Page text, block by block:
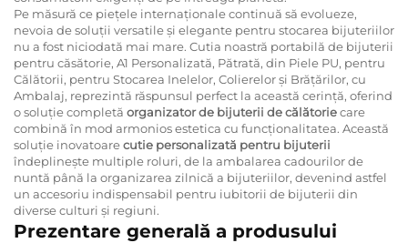
Pe măsură ce piețele internaționale continuă să evolueze,
nevoia de soluții versatilе și elegante pentru stocarea bijuteriilor
nu a fost niciodată mai mare. Cutia noastră portabilă de bijuterii
pentru căsătorie, A1 Personalizată, Pătrată, din Piele PU, pentru
Călătorii, pentru Stocarea Inelelor, Colierelor și Brățărilor, cu
Ambalaj, reprezintă răspunsul perfect la această cerință, oferind
o soluție completă organizator de bijuterii de călătoriecare
combină în mod armonios estetica cu funcționalitatea. Această
soluție inovatoarecutie personalizată pentru bijuterii
îndeplinește multiple roluri, de la ambalarea cadourilor de
nuntă până la organizarea zilnică a bijuteriilor, devenind astfel
un accesoriu indispensabil pentru iubitorii de bijuterii din
diverse culturi și regiuni.
Prezentare generală a produsului